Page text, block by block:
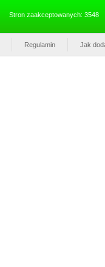
Stron zaakceptowanych: 3548
Regulamin Jak